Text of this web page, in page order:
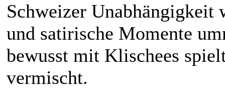
Schweizer
und satirische Momente
bewusst mit Klischees
vermischt.